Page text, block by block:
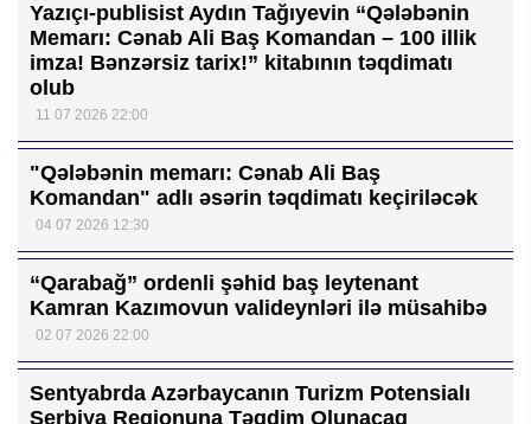
Yazıçı-publisist Aydın Tağıyevin “Qələbənin
Memarı: Cənab Ali Baş Komandan – 100 illik
imza! Bənzərsiz tarix!” kitabının təqdimatı
olub
11 07 2026 22:00
"Qələbənin memarı: Cənab Ali Baş
Komandan" adlı əsərin təqdimatı keçiriləcək
04 07 2026 12:30
“Qarabağ” ordenli şəhid baş leytenant
Kamran Kazımovun valideynləri ilə müsahibə
02 07 2026 22:00
Sentyabrda Azərbaycanın Turizm Potensialı
Serbiya Regionuna Təqdim Olunacaq